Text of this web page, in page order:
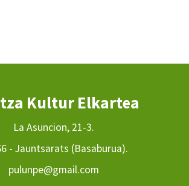
Kultur Elkartea
La Asuncion, 21-3.
- Jauntsarats (Basaburua).
pulunpe@gmail.com